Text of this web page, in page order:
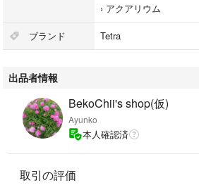
#Tetra #テトラ #メダカ #金魚 #淡水魚 #鳥よ
バーフロー #室内 #屋外 #小学生 #夏休み #宿
ろで水キレイ #メダカ鉢 #丸30 #金魚鉢 #み
› アクアリウム
ブランド Tetra
出品者情報
BekoChii's shop(仮)
Ayunko
本人確認済
取引の評価